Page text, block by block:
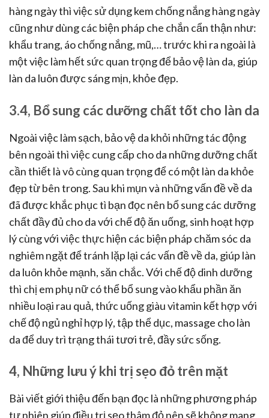
hàng ngày thì việc sử dụng kem chống nắng hàng ngày
cũng như dùng các biện pháp che chắn cẩn thận như:
khẩu trang, áo chống nắng, mũ,… trước khi ra ngoài là
một việc làm hết sức quan trọng để bảo vệ làn da, giúp
làn da luôn được sáng mịn, khỏe đẹp.
3.4, Bổ sung các dưỡng chất tốt cho làn da
Ngoài việc làm sạch, bảo vệ da khỏi những tác động
bên ngoài thì việc cung cấp cho da những dưỡng chất
cần thiết là vô cùng quan trọng để có một làn da khỏe
đẹp từ bên trong. Sau khi mụn và những vấn đề về da
đã được khắc phục tì bạn đọc nên bổ sung các dưỡng
chất đầy đủ cho da với chế độ ăn uống, sinh hoạt hợp
lý cùng với việc thực hiện các biện pháp chăm sóc da
nghiêm ngặt để tránh lặp lại các vấn đề về da, giúp làn
da luôn khỏe mạnh, săn chắc. Với chế độ dinh dưỡng
thì chị em phụ nữ có thể bổ sung vào khẩu phần ăn
nhiều loại rau quả, thức uống giàu vitamin kết hợp với
chế độ ngủ nghỉ hợp lý, tập thể dục, massage cho làn
da để duy trì trạng thái tươi trẻ, đầy sức sống.
4, Những lưu ý khi trị sẹo đỏ trên mặt
Bài viết giới thiệu đến bạn đọc là những phương pháp
tự nhiên giúp điều trị sẹo thâm đỏ nên sẽ không mang